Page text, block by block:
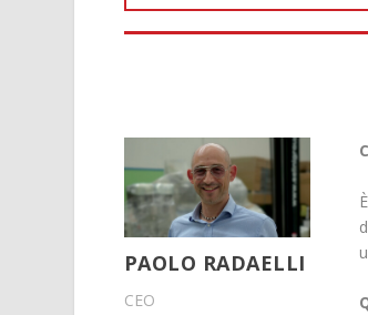
PAOLO RADAELLI
CEO